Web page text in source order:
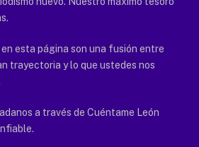
esta página son una fusión entre
trayectoria y lo que ustedes nos
a través de Cuéntame León